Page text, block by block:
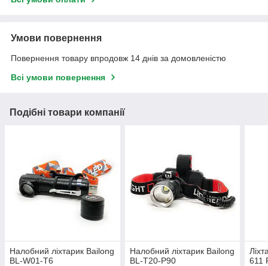
Умови повернення
Повернення товару впродовж 14 днів за домовленістю
Всі умови повернення
Подібні товари компанії
Налобний ліхтарик Bailong
BL-W01-T6
Налобний ліхтарик Bailong
BL-T20-P90
611